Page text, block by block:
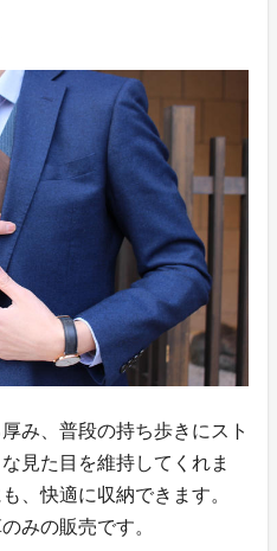
み、普段の持ち歩きにスト
見た目を維持してくれま
、快適に収納できます。
みの販売です。